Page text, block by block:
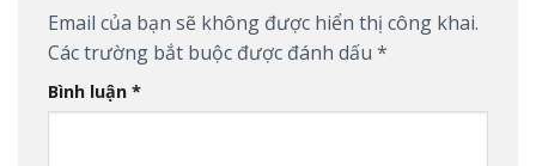
Email của bạn sẽ không được hiển thị công khai.
Các trường bắt buộc được đánh dấu *
Bình luận *